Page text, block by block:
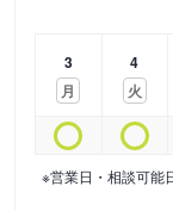
3
月
4
火
※営業日・相談可能